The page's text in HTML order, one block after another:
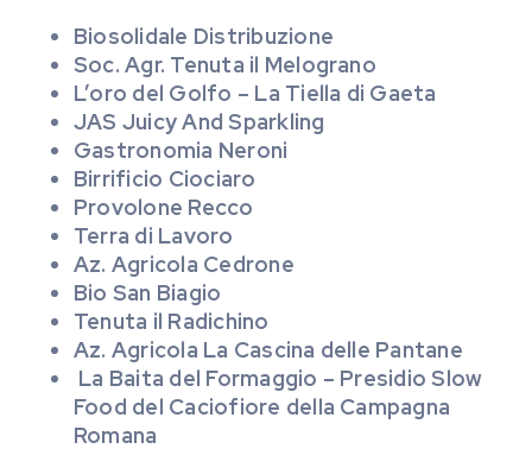
Biosolidale Distribuzione
Soc. Agr. Tenuta il Melograno
L’oro del Golfo – La Tiella di Gaeta
JAS Juicy And Sparkling
Gastronomia Neroni
Birrificio Ciociaro
Provolone Recco
Terra di Lavoro
Az. Agricola Cedrone
Bio San Biagio
Tenuta il Radichino
Az. Agricola La Cascina delle Pantane
La Baita del Formaggio – Presidio Slow
Food del Caciofiore della Campagna
Romana